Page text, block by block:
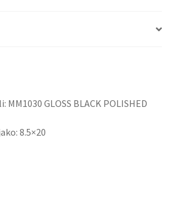
GLOSS BLACK POLISHED
8.5×20